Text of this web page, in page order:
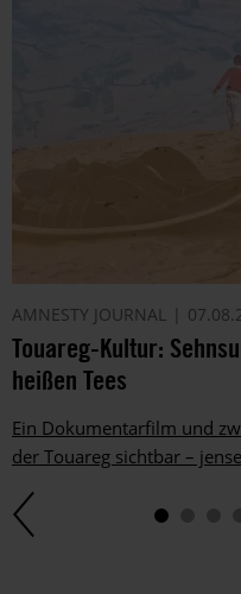
AMNESTY JOURNAL
Touareg-Kultur:
heißen Tees
Ein Dokumentarfilm und
der Touareg sichtbar –